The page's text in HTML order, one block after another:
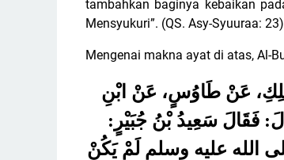
tambahkan baginya kebaikan
Mensyukuri”. (QS. Asy-Syuuraa: 23)
Mengenai makna ayat di atas, Al-
عَنْ طَاوُسٍ، عَنْ ابْنِ
فَقَالَ سَعِيدُ بْنُ جُبَيْرٍ:
الله عليه وسلم لَمْ يَكُنْ